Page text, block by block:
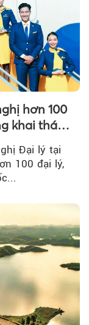
hơn 100
khai thác
Quyến
Đại lý tại
100 đại lý,